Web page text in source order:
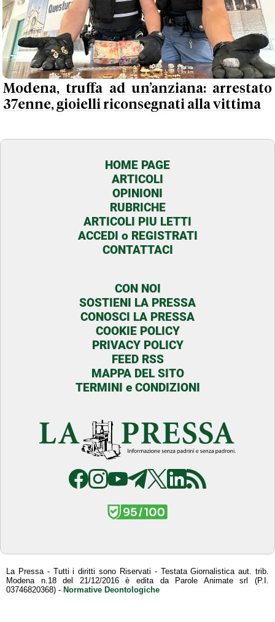
Modena, truffa ad un’anziana: arrestato
37enne, gioielli riconsegnati alla vittima
HOME PAGE
ARTICOLI
OPINIONI
RUBRICHE
ARTICOLI PIU LETTI
ACCEDI o REGISTRATI
CONTATTACI
CON NOI
SOSTIENI LA PRESSA
CONOSCI LA PRESSA
COOKIE POLICY
PRIVACY POLICY
FEED RSS
MAPPA DEL SITO
TERMINI e CONDIZIONI
La Pressa - Tutti i diritti sono Riservati - Testata Giornalistica aut. trib.
Modena n.18 del 21/12/2016 è edita da Parole Animate srl (P.I.
03746820368) - Normative Deontologiche